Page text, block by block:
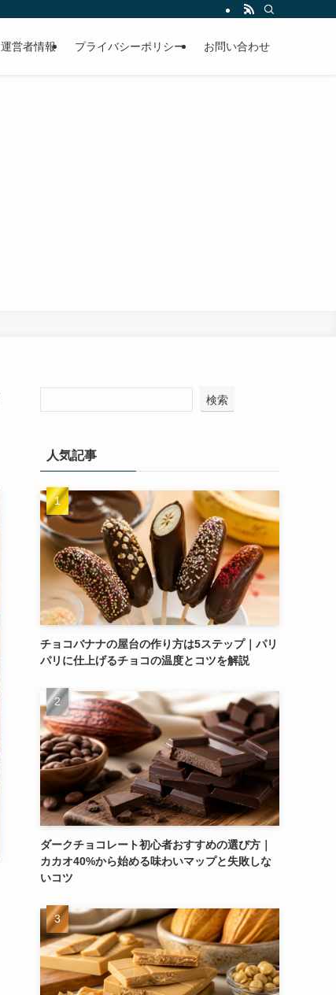
運営者情報 プライバシーポリシー お問い合わせ
検索
人気記事
チョコバナナの屋台の作り方は5ステップ｜パリ
パリに仕上げるチョコの温度とコツを解説
ダークチョコレート初心者おすすめの選び方｜
カカオ40%から始める味わいマップと失敗しな
いコツ